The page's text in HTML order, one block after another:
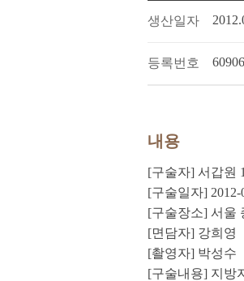
생산일자
등록번호 60906
내용
[구술자] 서갑원
[구술일자] 2012-
[구술장소] 서울
[면담자] 강희영
[촬영자] 박성수
[구술내용] 지방